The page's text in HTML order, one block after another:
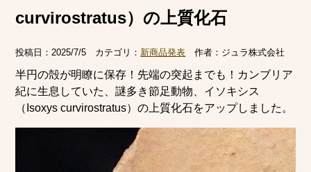
curvirostratus）の上質化石
投稿日：2025/7/5 カテゴリ： 新商品発表 作者： ジュラ株式会社
半円の殻が明瞭に保存！先端の突起までも！カンブリア
紀に生息していた、謎多き節足動物、イソキシス
（Isoxys curvirostratus）の上質化石をアップしました。